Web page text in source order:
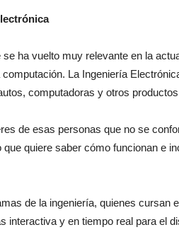
ha vuelto muy relevante en la
La Ingeniería
computadoras y otros
de esas personas que no se
que quiere saber cómo funcionan e
de la ingeniería, quienes cursan
interactiva y en tiempo real para el